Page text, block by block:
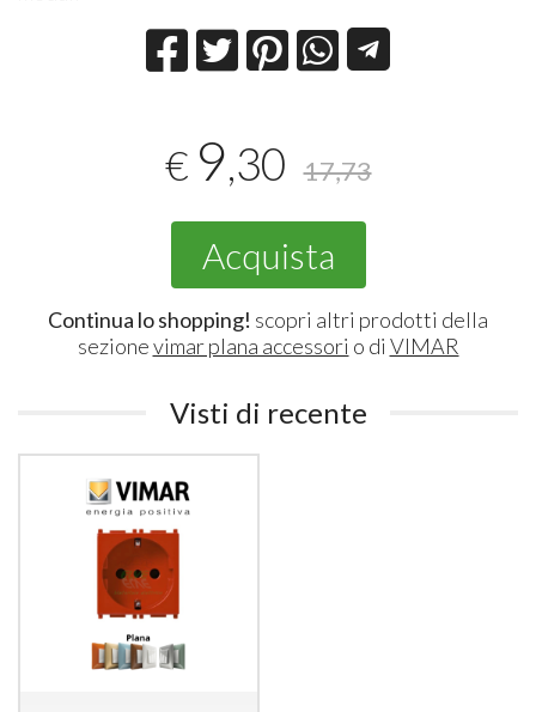
€ 9,30 17,73
Acquista
Continua lo shopping! scopri altri prodotti della
sezionevimar plana accessori o di VIMAR
Visti di recente